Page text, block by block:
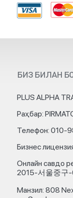
БИЗ БИЛАН
PLUS ALPHA
Раҳбар:
Телефон: 010-
Бизнес
Онлайн савдо
2015-서울중구
Манзил: 808